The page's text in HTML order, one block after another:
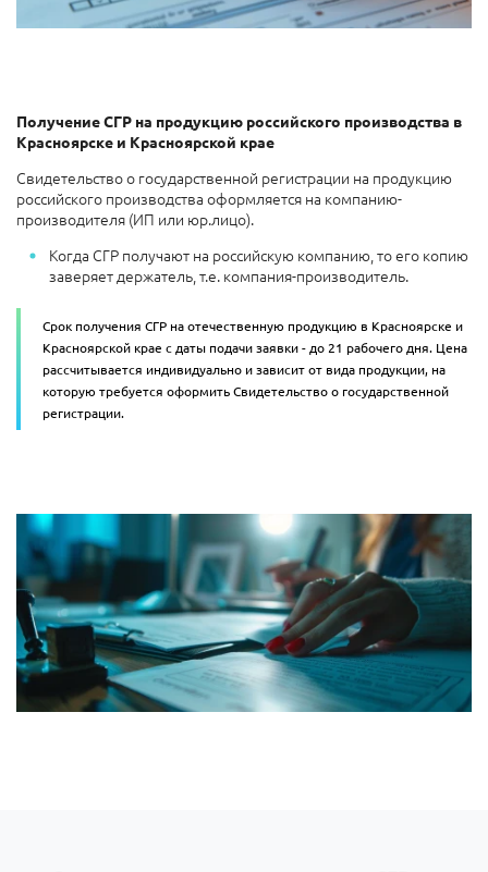
Получение СГР на продукцию российского производства в
Красноярске и Красноярской крае
Свидетельство о государственной регистрации на продукцию
российского производства оформляется на компанию-
производителя (ИП или юр.лицо).
Когда СГР получают на российскую компанию, тоего копию
заверяет держатель, т.е. компания-производитель.
Срок получения СГР на отечественную продукцию в Красноярске и
Красноярской крае с даты подачи заявки - до 21 рабочего дня. Цена
рассчитывается индивидуально и зависит от вида продукции, на
которую требуется оформить Свидетельство о государственной
регистрации.